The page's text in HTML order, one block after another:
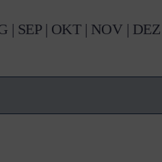
| SEP| OKT| NOV| DEZ